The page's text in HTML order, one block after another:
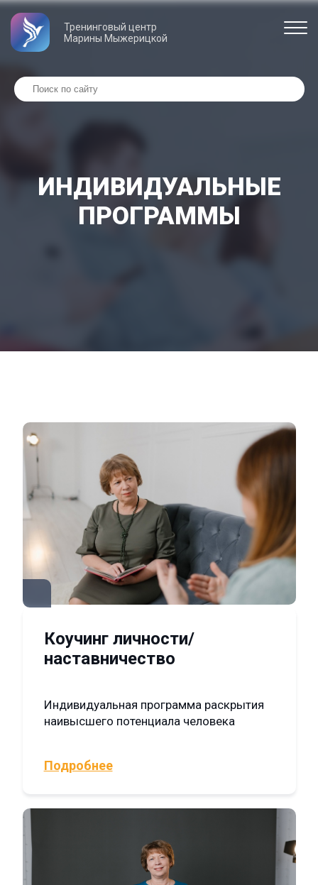
Тренинговый центр
Марины Мыжерицкой
ИНДИВИДУАЛЬНЫЕ
ПРОГРАММЫ
Коучинг личности/
наставничество
Индивидуальная программа раскрытия
наивысшего потенциала человека
Подробнее